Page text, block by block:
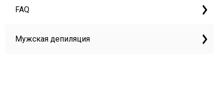
FAQ
Мужская депиляция